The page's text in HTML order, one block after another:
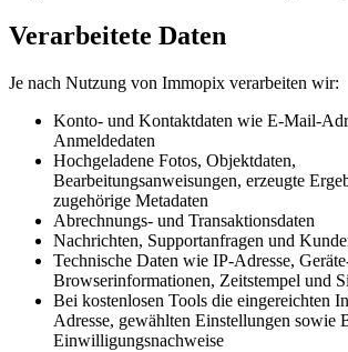
Verarbeitete Daten
Je nach Nutzung von Immopix verarbeiten wir:
Konto- und Kontaktdaten wie E-Mail-
Anmeldedaten
Hochgeladene Fotos, Objektdaten,
Bearbeitungsanweisungen, erzeugte
zugehörige Metadaten
Abrechnungs- und Transaktionsdaten
Nachrichten, Supportanfragen und
Technische Daten wie IP-Adresse,
Browserinformationen, Zeitstempel und
Bei kostenlosen Tools die eingereichten
Adresse, gewählten Einstellungen sowie
Einwilligungsnachweise